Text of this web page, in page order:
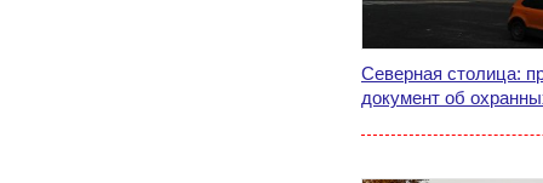
Северная столица:
документ об